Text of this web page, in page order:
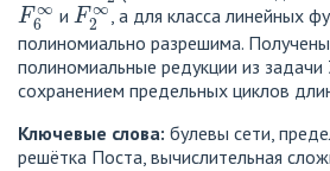
и , а для класса линейных
полиномиально разрешима.
полиномиальные редукции из задачи
сохранением предельных циклов
Ключевые слова: булевы сети,
решётка Поста, вычислительная